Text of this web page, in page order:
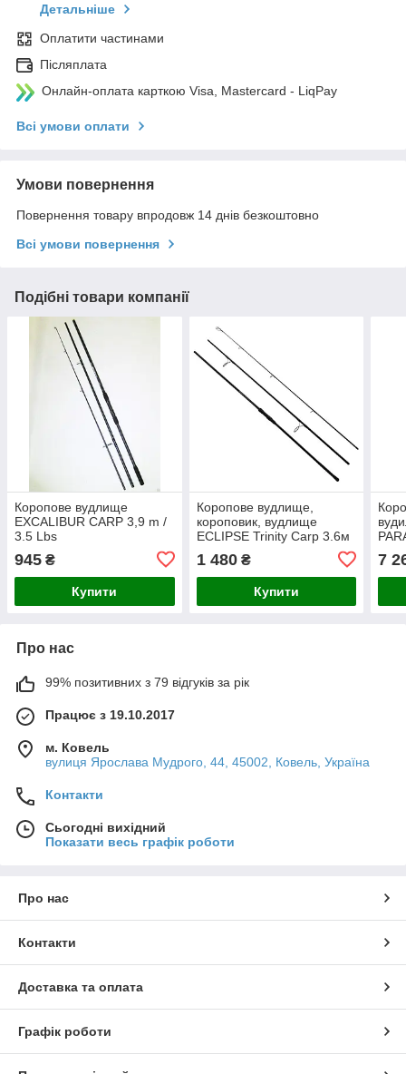
Детальніше
Оплатити частинами
Післяплата
Онлайн-оплата карткою Visa, Mastercard - LiqPay
Всі умови оплати
Умови повернення
Повернення товару впродовж 14 днів безкоштовно
Всі умови повернення
Подібні товари компанії
Коропове вудлище
EXCALIBUR CARP 3,9 m /
3.5 Lbs
945 ₴
Купити
Коропове вудлище,
короповик, вудлище
ECLIPSE Trinity Carp 3.6м
1 480₴
Купити
7
Про нас
99% позитивних з 79 відгуків за рік
Працює з 19.10.2017
м. Ковель
вулиця Ярослава Мудрого, 44, 45002, Ковель, Україна
Контакти
Сьогодні вихідний
Показати весь графік роботи
Про нас
Контакти
Доставка та оплата
Графік роботи